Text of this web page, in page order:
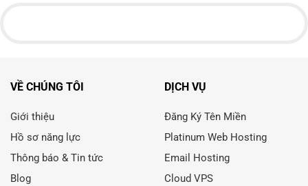
VỀ CHÚNG TÔI
Giới thiệu
Hồ sơ năng lực
Thông báo & Tin tức
Blog
DỊCH VỤ
Đăng Ký Tên Miền
Platinum Web Hosting
Email Hosting
Cloud VPS